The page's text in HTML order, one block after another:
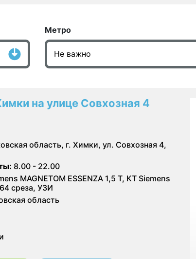
Метро
на улице Совхозная 4
область, г. Химки, ул. Совхозная 4,
8.00 - 22.00
MAGNETOM ESSENZA 1,5 Т, КТ Siemens
среза, УЗИ
область